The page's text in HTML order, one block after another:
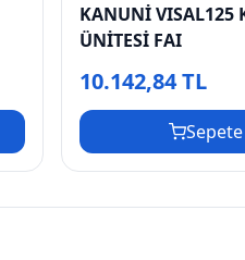
KANUNİ VISAL125
ÜNİTESİ FAI
10.142,84 TL